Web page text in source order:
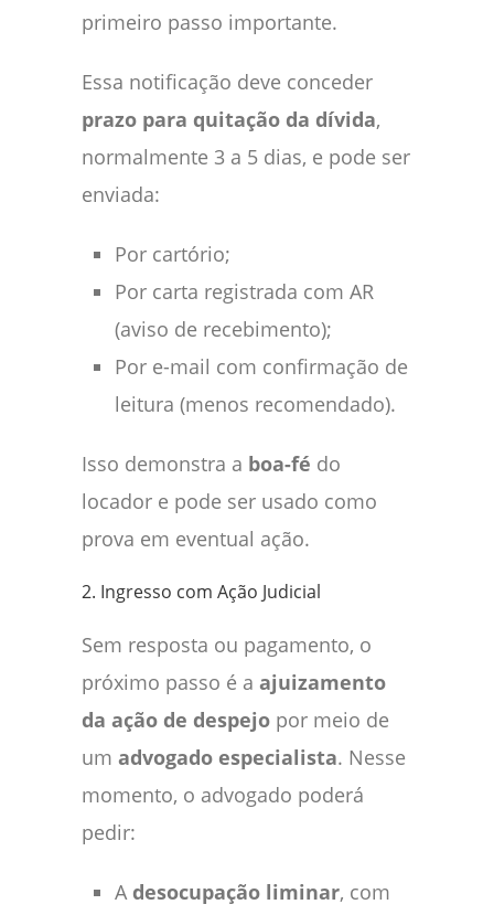
primeiro passo importante.
Essa notificação deve conceder
prazo para quitação da dívida,
normalmente 3 a 5 dias, e pode ser
enviada:
Por cartório;
Por carta registrada com AR
(aviso de recebimento);
Por e-mail com confirmação de
leitura (menos recomendado).
Isso demonstra a boa-fé do
locador e pode ser usado como
prova em eventual ação.
2. Ingresso com Ação Judicial
Sem resposta ou pagamento, o
próximo passo é a ajuizamento
da ação de despejo por meio de
um advogado especialista. Nesse
momento, o advogado poderá
pedir:
A desocupação liminar, com